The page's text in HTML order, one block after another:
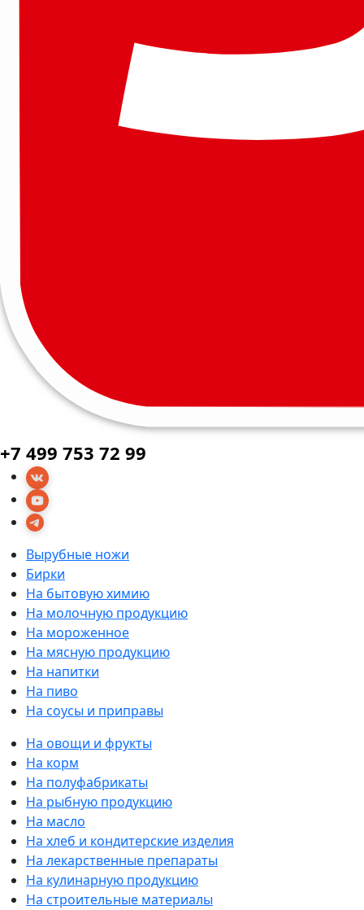
+7 499 753 72 99
Вырубные ножи
Бирки
На бытовую химию
На молочную продукцию
На мороженное
На мясную продукцию
На напитки
На пиво
На соусы и приправы
На овощи и фрукты
На корм
На полуфабрикаты
На рыбную продукцию
На масло
На хлеб и кондитерские изделия
На лекарственные препараты
На кулинарную продукцию
На строительные материалы